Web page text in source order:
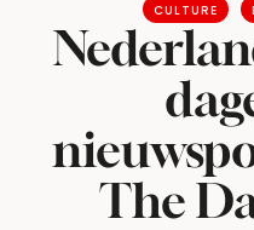
CULTURE
The